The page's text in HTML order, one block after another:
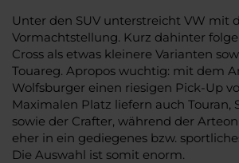
Unter den SUV unterstreicht VW mit
Vormachtstellung. Kurz dahinter
Cross als etwas kleinere Varianten
Touareg. Apropos wuchtig: mit dem
Wolfsburger einen riesigen Pick-Up
Maximalen Platz liefern auch Touran,
sowie der Crafter, während der
eher in ein gediegenes bzw.
Die Auswahl ist somit enorm.